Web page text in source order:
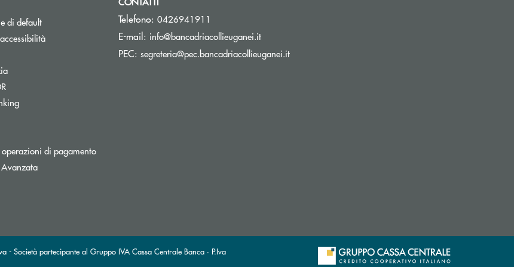
di default
Apre una nuova finestra
Apre una nuova finestra
di pagamento
Telefono: 0426941911
E-mail: info@bancadriacollieuganei.it(si apre l’app di posta elettronica)
PEC: segreteria@pec.bancadriacollieuganei.it(si apre l’app di posta elettronica)
Società partecipante al Gruppo IVA Cassa Centrale Banca · P.Iva